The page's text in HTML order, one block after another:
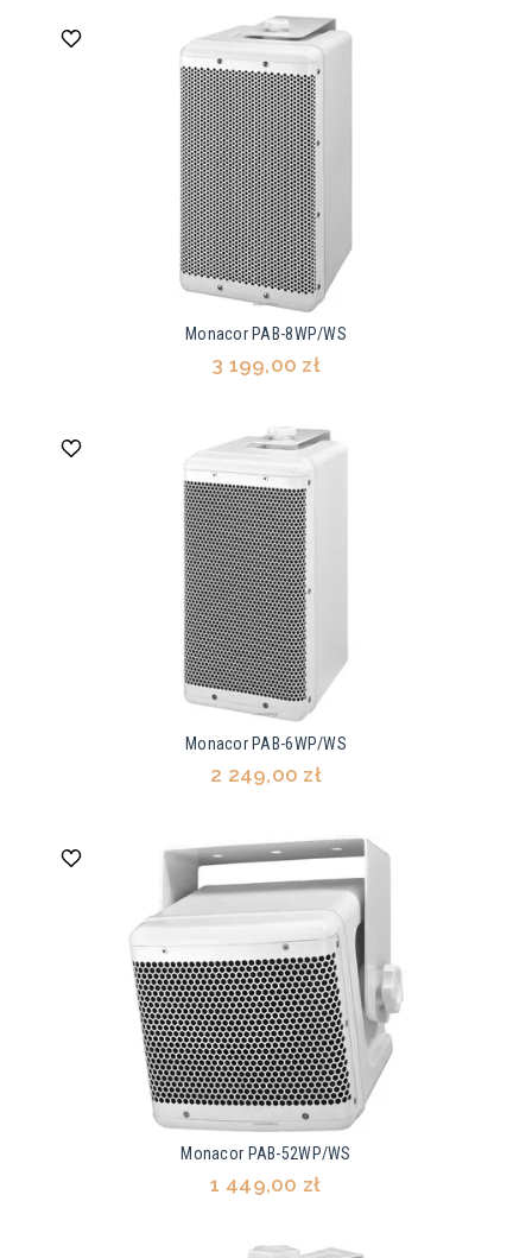
Monacor PAB-8WP/WS
3 199,00 zł
Monacor PAB-6WP/WS
2 249,00 zł
Monacor PAB-52WP/WS
1 449,00 zł